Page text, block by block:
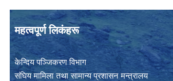
महत्वपूर्ण लिकंहरू
केन्दिय पञ्जिकरण विभाग
संघिय मामिला तथा सामान्य प्रशासन मन्त्रालय